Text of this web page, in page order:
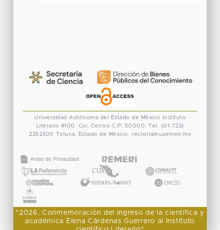
Universidad Autónoma del Estado de México
Instituto
Literario #100. Col. Centro C.P. 50000. Tel. (01-722)
2262300 Toluca, Estado de México. rectoria@uaemex.mx
"2026, Conmemoración del ingreso de la científica y
académica Elena Cárdenas Guerrero al Instituto